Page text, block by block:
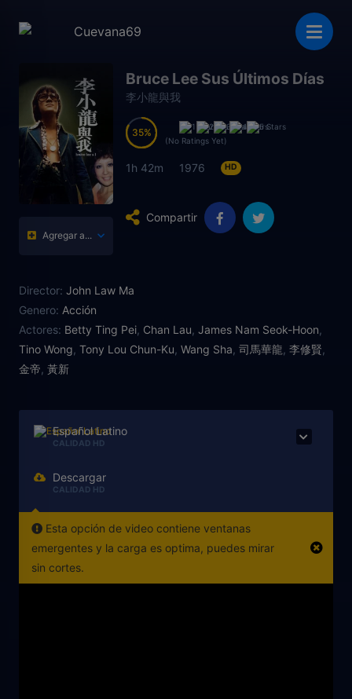
Agregar a...
Bruce Lee Sus Últimos Días
李小龍與我
35
35
(No Ratings Yet)
1h 42m 1976 HD
Compartir
Director: John Law Ma
Genero: Acción
Actores: Betty Ting Pei Chan Lau James Nam Seok-Hoon
Tino Wong Tony Lou Chun-Ku Wang Sha 司馬華龍 李修賢
金帝 黃新
Español Latino
CALIDAD HD
Descargar
CALIDAD HD
Esta opción de video contiene ventanas
emergentes y la carga es optima, puedes mirar
sin cortes.